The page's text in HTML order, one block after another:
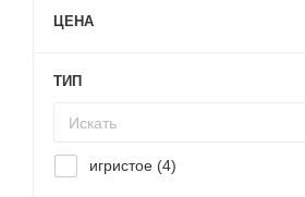
ЦЕНА
ТИП
игристое (4)